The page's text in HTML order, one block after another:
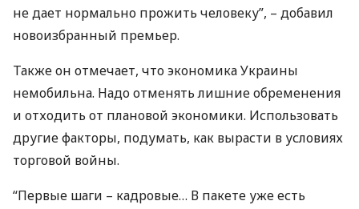
не дает нормально прожить человеку”, – добавил
новоизбранный премьер.
Также он отмечает, что экономика Украины
немобильна. Надо отменять лишние обременения
и отходить от плановой экономики. Использовать
другие факторы, подумать, как вырасти в условиях
торговой войны.
“Первые шаги – кадровые… В пакете уже есть